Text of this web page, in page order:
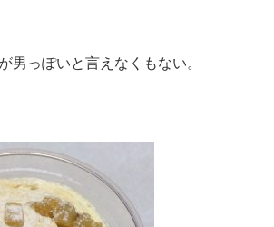
男っぽいと言えなくもない。